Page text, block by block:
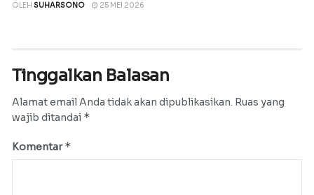
OLEH SUHARSONO 25 MEI 2026
Tinggalkan Balasan
Alamat email Anda tidak akan dipublikasikan. Ruas yang
wajib ditandai *
Komentar*